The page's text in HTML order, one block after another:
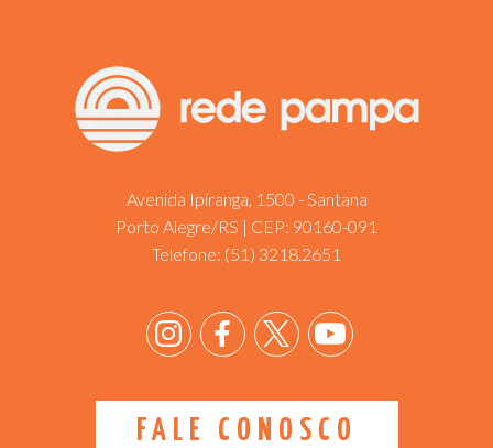
Avenida Ipiranga, 1500 - Santana
Porto Alegre/RS | CEP: 90160-091
Telefone: (51) 3218.2651
FALE CONOSCO